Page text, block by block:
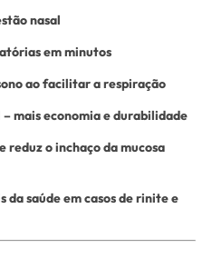
nasal
em minutos
ao facilitar a respiração
mais economia e durabilidade
o inchaço da mucosa
da saúde em casos de rinite e